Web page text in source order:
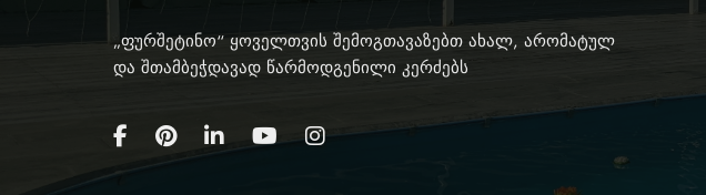
„ფურშეტინო“ ყოველთვის შემოგთავაზებთ ახალ, არომატულ
და შთამბეჭდავად წარმოდგენილი კერძებს